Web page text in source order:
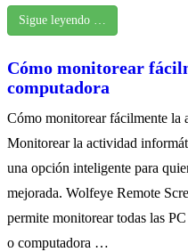
Sigue leyendo …
Cómo monitorear
computadora
Cómo monitorear fácilmente la
Monitorear la actividad
una opción inteligente para
mejorada. Wolfeye Remote
permite monitorear todas las
o computadora …